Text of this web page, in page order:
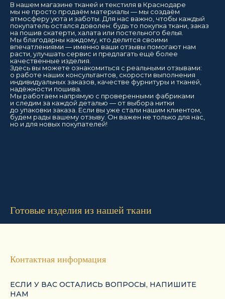
В нашем магазине тканей и текстиля в Краснодаре
мы не просто продаём материалы — мы создаём
атмосферу уюта и заботы. Для нас важно, чтобы каждый
покупатель остался доволен: будь то покупка ткани, заказ
на пошив скатерти, халата или постельного белья.
Мы благодарны каждому, кто делится своими
впечатлениями — именно ваши отзывы помогают нам
расти, улучшать сервис и предлагать ещё более
качественные изделия.
Здесь вы можете ознакомиться с реальными отзывами:
о работе наших консультантов, скорости выполнения
индивидуальных заказов, качестве фурнитуры и тканей,
надёжности пошива.
Мы работаем напрямую с проверенными фабриками
и следим за каждой деталью — от выбора нитки
до упаковки заказа. Если вы уже стали нашим клиентом,
будем рады вашему отзыву. Он важен не только для нас,
но и для новых покупателей!
Готовые изделия из нашей ткани
Контактная информация
ЕСЛИ У ВАС ОСТАЛИСЬ ВОПРОСЫ, НАПИШИТЕ
НАМ